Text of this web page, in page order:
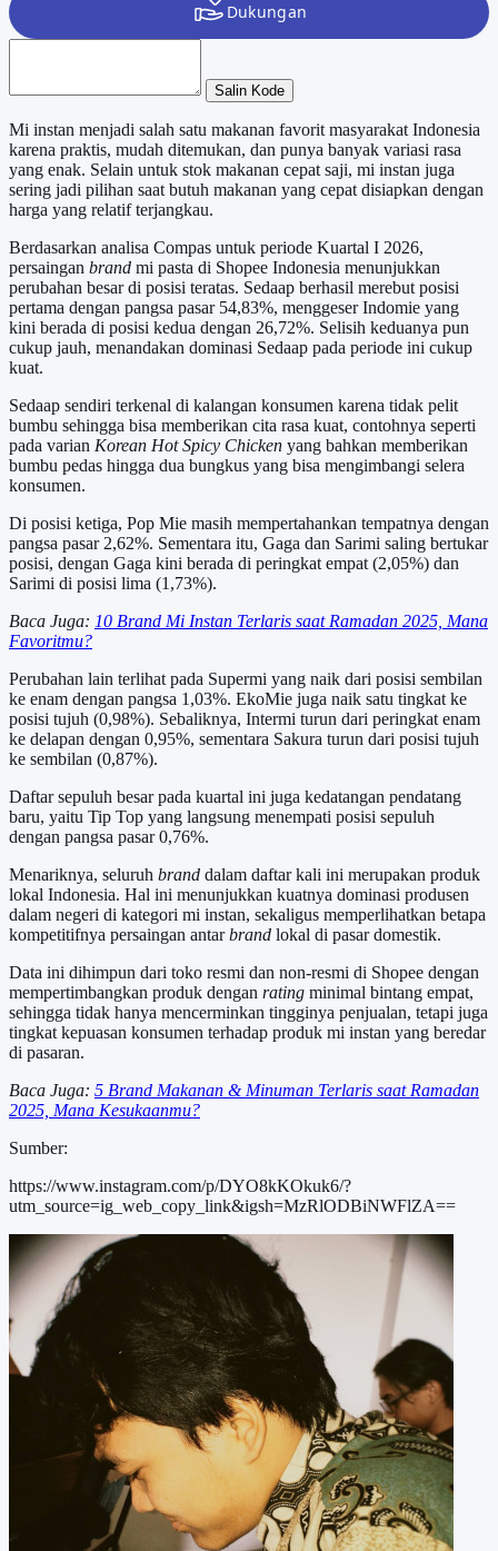
Salin Kode
Mi instan menjadi salah satu makanan favorit masyarakat Indonesia
karena praktis, mudah ditemukan, dan punya banyak variasi rasa
yang enak. Selain untuk stok makanan cepat saji, mi instan juga
sering jadi pilihan saat butuh makanan yang cepat disiapkan dengan
harga yang relatif terjangkau.
Berdasarkan analisa Compas untuk periode Kuartal I 2026,
persaingan brand mi pasta di Shopee Indonesia menunjukkan
perubahan besar di posisi teratas. Sedaap berhasil merebut posisi
pertama dengan pangsa pasar 54,83%, menggeser Indomie yang
kini berada di posisi kedua dengan 26,72%. Selisih keduanya pun
cukup jauh, menandakan dominasi Sedaap pada periode ini cukup
kuat.
Sedaap sendiri terkenal di kalangan konsumen karena tidak pelit
bumbu sehingga bisa memberikan cita rasa kuat, contohnya seperti
pada varian Korean Hot Spicy Chicken yang bahkan memberikan
bumbu pedas hingga dua bungkus yang bisa mengimbangi selera
konsumen.
Di posisi ketiga, Pop Mie masih mempertahankan tempatnya dengan
pangsa pasar 2,62%. Sementara itu, Gaga dan Sarimi saling bertukar
posisi, dengan Gaga kini berada di peringkat empat (2,05%) dan
Sarimi di posisi lima (1,73%).
Baca Juga: 10 Brand Mi Instan Terlaris saat Ramadan 2025, Mana
Favoritmu?
Perubahan lain terlihat pada Supermi yang naik dari posisi sembilan
ke enam dengan pangsa 1,03%. EkoMie juga naik satu tingkat ke
posisi tujuh (0,98%). Sebaliknya, Intermi turun dari peringkat enam
ke delapan dengan 0,95%, sementara Sakura turun dari posisi tujuh
ke sembilan (0,87%).
Daftar sepuluh besar pada kuartal ini juga kedatangan pendatang
baru, yaitu Tip Top yang langsung menempati posisi sepuluh
dengan pangsa pasar 0,76%.
Menariknya, seluruh brand dalam daftar kali ini merupakan produk
lokal Indonesia. Hal ini menunjukkan kuatnya dominasi produsen
dalam negeri di kategori mi instan, sekaligus memperlihatkan betapa
kompetitifnya persaingan antarbrand lokal di pasar domestik.
Data ini dihimpun dari toko resmi dan non-resmi di Shopee dengan
mempertimbangkan produk dengan rating minimal bintang empat,
sehingga tidak hanya mencerminkan tingginya penjualan, tetapi juga
tingkat kepuasan konsumen terhadap produk mi instan yang beredar
di pasaran.
Baca Juga: 5 Brand Makanan & Minuman Terlaris saat Ramadan
2025, Mana Kesukaanmu?
Sumber:
https://www.instagram.com/p/DYO8kKOkuk6/?
utm_source=ig_web_copy_link&igsh=MzRlODBiNWFlZA==